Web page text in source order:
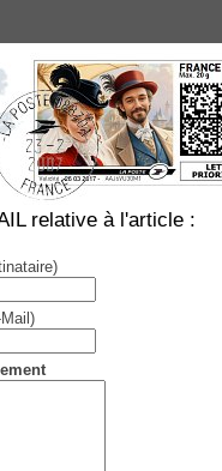
relative à l'article :